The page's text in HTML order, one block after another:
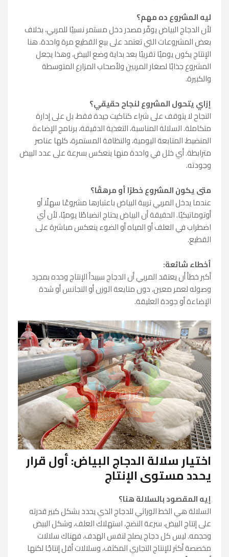
ليه المشروع ده مهم؟
لأن الدجاج البياض يوفّر مصدر دخل مستمر نسبيًا للمربي، بخلاف
بعض المشروعات التي تعتمد على بيع القطيع مرة واحدة. هنا
الإنتاج يكون يوميًا تقريبًا بعد بداية وضع البيض، وهذا يجعل
المشروع جذابًا لصغار المربين ولأصحاب المزارع المتوسطة
والكبيرة.
إزاي يتحول المشروع لنجاح حقيقي؟
النجاح لا يتوقف على شراء كتاكيت جيدة فقط، بل على إدارة
متكاملة. السلالة المناسبة، التغذية الدقيقة، برنامج الإضاءة
المنضبط، المتابعة اليومية، والنظافة المستمرة، كلها عناصر
مترابطة. أي خلل في واحدة منها ينعكس بسرعة على عدد البيض
وجودته.
متى يكون المشروع خطرًا أو مرهقًا؟
عندما يدخل المربي تربية البياض باعتبارها مشروعًا سهلًا أو
أوتوماتيكيًا. الحقيقة أن البياض يحتاج انضباطًا يوميًا، لأن أي
اضطراب في العلف أو المياه أو الضوء ينعكس مباشرة على
القطيع.
أخطاء شائعة:
أكبر خطأ أن يعتقد المربي أن الدجاج سيبدأ الإنتاج وحده بمجرد
وصوله لعمر معين، دون متابعة الوزن أو التجانس أو شدة
الإضاءة أو جودة العليقة.
اختيار سلالة الدجاج البياض: أول قرار
يحدد مستوى الإنتاج
إيه المقصود بالسلالة هنا؟
السلالة هي الخط الوراثي للدجاج الذي يحدد بشكل كبير قدرته
على إنتاج البيض، سرعة النضج، استهلاك العلف، وشكل البيض
وحجمه. ليس كل دجاج يصلح لنفس الهدف، فهناك سلالات
مخصصة أكثر للإنتاج التجاري المكثف، وسلالات أقل إنتاجًا لكنها